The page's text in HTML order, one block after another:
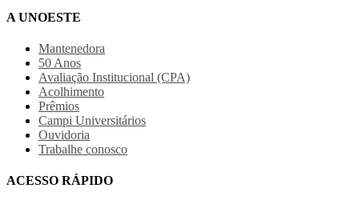
A UNOESTE
Mantenedora
50 Anos
Avaliação Institucional (CPA)
Acolhimento
Prêmios
Campi Universitários
Ouvidoria
Trabalhe conosco
ACESSO RÁPIDO